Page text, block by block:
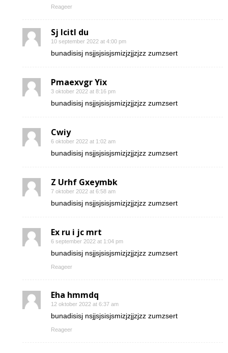
Reageer
Sj Icitl du
10 september 2022 at 4:00 pm
bunadisisj nsjjsjsisjsmizjzjjzjzz zumzsert
Pmaexvgr Yix
3 oktober 2022 at 8:16 pm
bunadisisj nsjjsjsisjsmizjzjjzjzz zumzsert
Cwiy
6 oktober 2022 at 1:02 am
bunadisisj nsjjsjsisjsmizjzjjzjzz zumzsert
Z Urhf Gxeymbk
7 oktober 2022 at 6:58 am
bunadisisj nsjjsjsisjsmizjzjjzjzz zumzsert
Ex ru i jc mrt
6 september 2022 at 1:04 pm
bunadisisj nsjjsjsisjsmizjzjjzjzz zumzsert
Reageer
Eha hmmdq
12 oktober 2022 at 6:37 am
bunadisisj nsjjsjsisjsmizjzjjzjzz zumzsert
Reageer